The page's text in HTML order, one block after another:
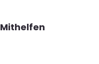
Mithelfen